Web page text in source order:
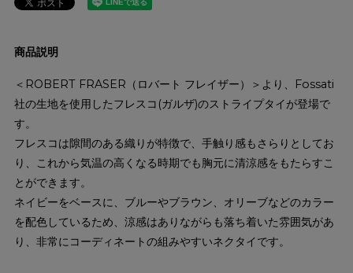
商品説明
＜ROBERT FRASER（ロバート フレイザー）＞より、Fossati
社の生地を使用したフレスコ(ガルザ)のストライプタイが登場で
す。
フレスコは隙間のある織りが特徴で、手触り感もさらりとしてお
り、これから気温の高くなる時期でも胸元に清涼感をもたらすこ
とができます。
ネイビーをベースに、ブルーやブラウン、オリーブなどのカラー
を配色しているため、涼感はありながらも落ち着いた雰囲気があ
り、非常にコーディネートの組みやすいネクタイです。